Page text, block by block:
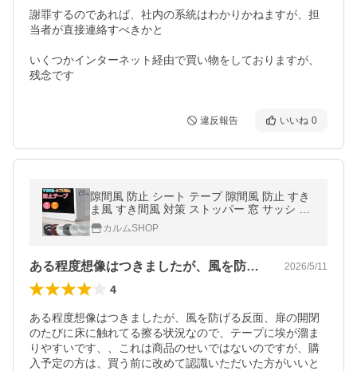
謝罪するのであれば、社内の系統はわかりかねますが、担
当者が直接連絡すべきかと
いくつかインターネット経由で買い物をしておりますが、
残念です
違反報告 いいね 0
隙間風 防止 シート テープ 隙間風 防止 すき
ま風 すき間風 対策 ストッパー 窓 サッシ ド
ア 埃 害虫 プロテクト
カルムSHOP
ある程度想像はつきましたが、風を防げる… 2026/5/11
4
ある程度想像はつきましたが、風を防げる反面、扉の開閉
のたびに床に触れてる擦る状況なので、テープに埃が溜ま
りやすいです、、これは商品のせいではないのですが、購
入予定の方は、買う前に改めて認識いただいた方がいいと